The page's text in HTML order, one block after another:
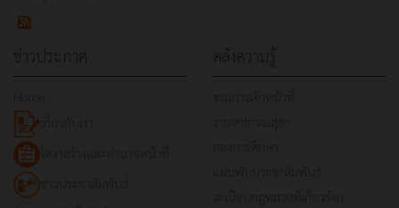
ข่าวประกาศ คลังความรู้